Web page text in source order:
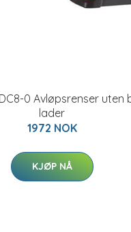
0 Avløpsrenser
lader
1972 NOK
KJØP NÅ